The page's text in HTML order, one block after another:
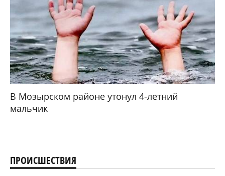
В Мозырском районе утонул 4-летний
мальчик
ПРОИСШЕСТВИЯ